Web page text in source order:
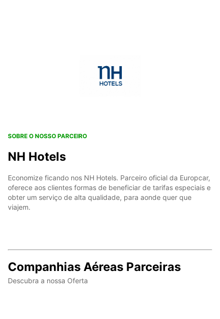
SOBRE O NOSSO PARCEIRO
NH Hotels
Economize ficando nos NH Hotels. Parceiro oficial da Europcar,
oferece aos clientes formas de beneficiar de tarifas especiais e
obter um serviço de alta qualidade, para aonde quer que
viajem.
Companhias Aéreas Parceiras
Descubra a nossa Oferta